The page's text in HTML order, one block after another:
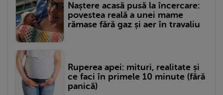
Naștere acasă pusă la încercare:
povestea reală a unei mame
rămase fără gaz și aer în travaliu
Ruperea apei: mituri, realitate și
ce faci în primele 10 minute (fără
panică)